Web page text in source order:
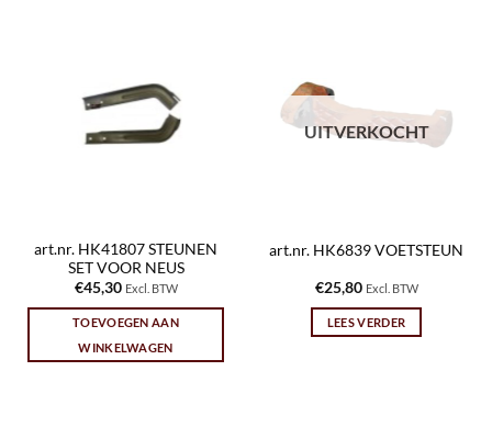
art.nr. HK41807 STEUNEN
SET VOOR NEUS
€45,30 Excl. BTW
TOEVOEGEN AAN
WINKELWAGEN
UITVERKOCHT
art.nr. HK6839 VOETSTEUN
€25,80 Excl. BTW
LEES VERDER